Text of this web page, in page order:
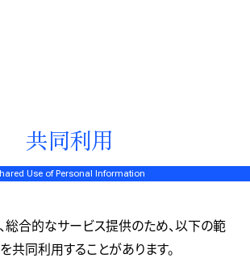
共同利用
Use of Personal Information
総合的なサービス提供のため、以下の範
共同利用することがあります。